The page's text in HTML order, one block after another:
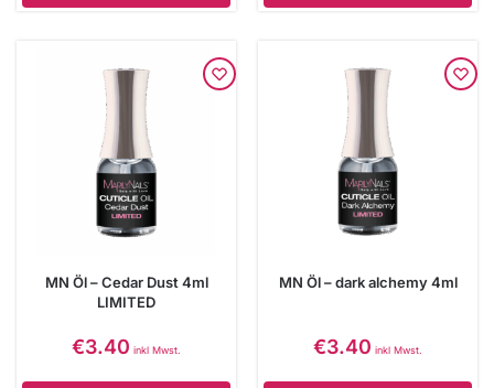
MN Öl – Cedar Dust 4ml
LIMITED
€3.40 inkl Mwst.
MN Öl – dark alchemy 4ml
€3.40 inkl Mwst.